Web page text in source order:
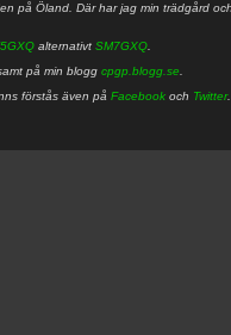
på Öland. Där har jag min trädgård
alternativt SM7GXQ
samt på min blogg cpgp.blogg.se
förstås även på Facebook och Twitter.